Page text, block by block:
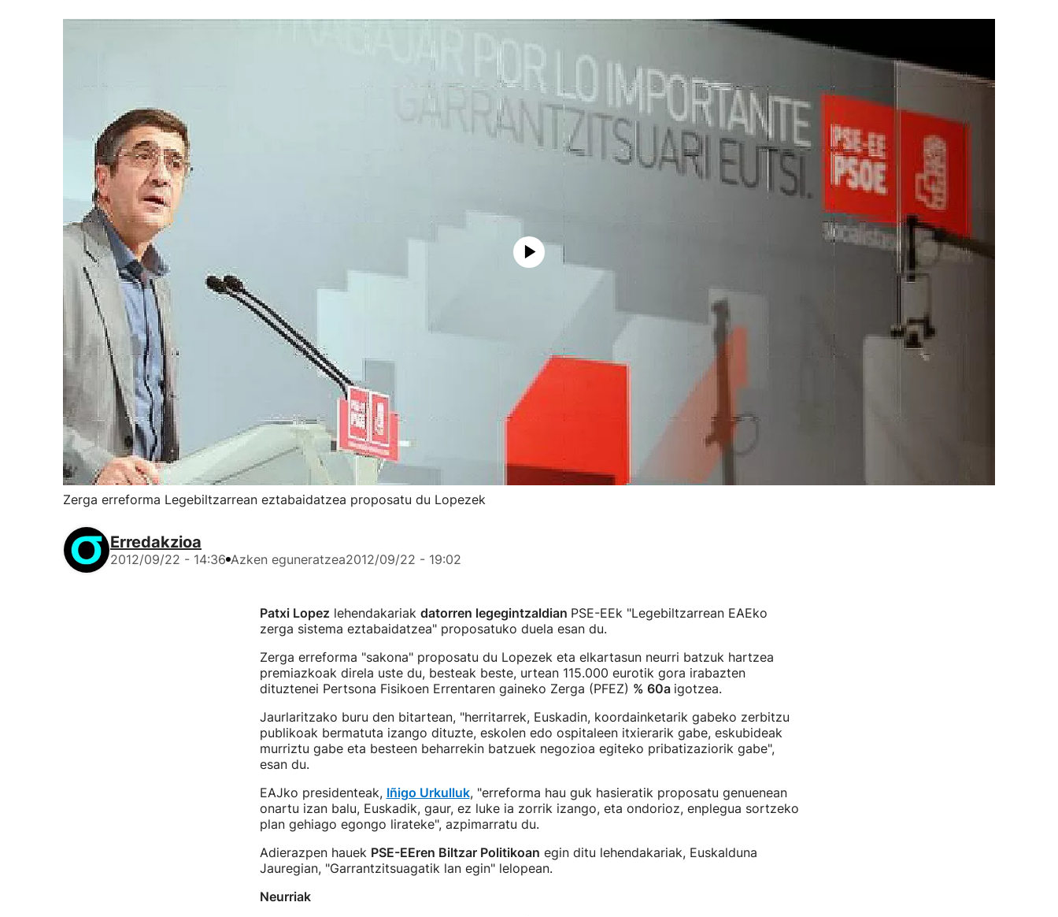
Zerga erreforma Legebiltzarrean eztabaidatzea proposatu du Lopezek
Erredakzioa
2012/09/22 - 14:36 Azken eguneratzea2012/09/22 - 19:02
Patxi Lopezlehendakariak datorren legegintzaldian PSE-EEk "Legebiltzarrean EAEko
zerga sistema eztabaidatzea" proposatuko duela esan du.
Zerga erreforma "sakona" proposatu du Lopezek eta elkartasun neurri batzuk hartzea
premiazkoak direla uste du, besteak beste, urtean 115.000 eurotik gora irabazten
dituztenei Pertsona Fisikoen Errentaren gaineko Zerga (PFEZ) % 60a igotzea.
Jaurlaritzako buru den bitartean, "herritarrek, Euskadin, koordainketarik gabeko zerbitzu
publikoak bermatuta izango dituzte, eskolen edo ospitaleen itxierarik gabe, eskubideak
murriztu gabe eta besteen beharrekin batzuek negozioa egiteko pribatizaziorik gabe",
esan du.
EAJko presidenteak, Iñigo Urkulluk, "erreforma hau guk hasieratik proposatu genuenean
onartu izan balu, Euskadik, gaur, ez luke ia zorrik izango, eta ondorioz, enplegua sortzeko
plan gehiago egongo lirateke", azpimarratu du.
Adierazpen hauek PSE-EEren Biltzar Politikoan egin ditu lehendakariak, Euskalduna
Jauregian, "Garrantzitsuagatik lan egin" lelopean.
Neurriak